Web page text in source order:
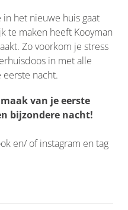
het nieuwe huis gaat
te maken heeft Kooyman
Zo voorkom je stress
in met alle
nacht.
van je eerste
bijzondere nacht!
en/ of instagram en tag